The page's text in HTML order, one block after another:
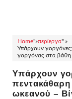
Home"»περίεργα" »
Υπάρχουν
γοργόνας στα βάθη
Υπάρχουν
ωκεανού –